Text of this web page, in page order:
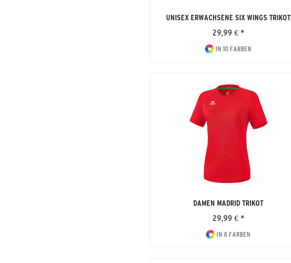
UNISEX ERWACHSENE SIX WINGS TRIKOT
29,99 € *
IN 10 FARBEN
DAMEN MADRID TRIKOT
29,99 € *
IN 8 FARBEN